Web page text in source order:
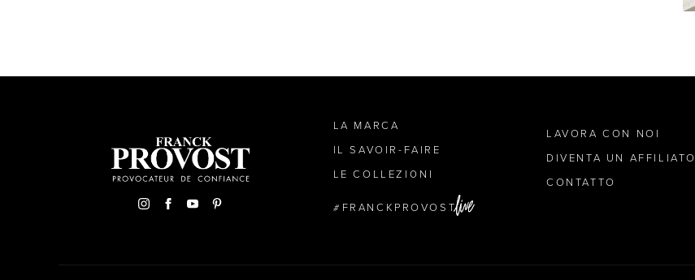
LA MARCA
IL SAVOIR-FAIRE
LE COLLEZIONI
FRANCKPROVOST
LAVORA CON NOI
DIVENTA UN AFFILIATO
CONTATTO